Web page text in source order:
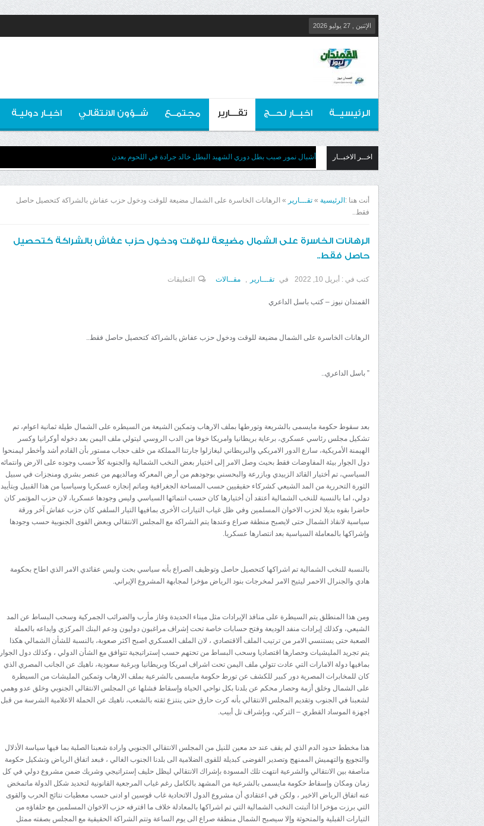
الإثنين , 27 يوليو 2026
الرئيسيــة اخبــار لحــج تقـــارير مجتمــع شــؤون الانتقالي اخبـار دوليـة
اخــر الاخبــار أشبال نمور صبب بطل دوري الشهيد البطل خالد جرادة في اللحوم بعدن
أنت هنا : الرئيسية » تقـــارير » الرهانات الخاسرة على الشمال مضيعة للوقت ودخول حزب عفاش بالشراكة كتحصيل حاصل
فقط..
الرهانات الخاسرة على الشمال مضيعة للوقت ودخول حزب عفاش بالشراكة كتحصيل
حاصل فقط..
كتب في : أبريل 10, 2022 في تقـــارير , مقــالات التعليقات
الشمال
بالشراكة
كتحصيل
حاصل
فقط..
مغلقة
القمندان نيوز – كتب باسل الداعري
الرهانات الخاسرة على الشمال مضيعة للوقت ودخول حزب عفاش بالشراكة كتحصيل حاصل فقط..
” باسل الداعري..
بعد سقوط حكومة مايسمى بالشريعة وتورطها بملف الارهاب وتمكين الشيعة من السيطره على الشمال طيلة ثمانية اعوام، تم
تشكيل مجلس رئاسي عسكري، برعاية بريطانيا وامريكا خوفا من الدب الروسي ليتولي ملف اليمن بعد دخوله أوكرانيا وكسر
الهيمنة الأمريكية، سارع الدور الامريكي والبريطاني ليغازلوا جارتنا المملكة من خلف حجاب مستور بأن القادم أشد وأخطر ليمنحوا
دول الجوار بيئة المفاوضات فقط بحيث وصل الامر إلى اختيار بعض النخب الشمالية والجنوبة كلاً حسب وجوده على الارض وانتمائه
السياسي، تم أختيار القائد الزبيدي وبازرعة والبحسني بوجودهم من أرض المعركة ومالديهم من عنصر بشري ومنجزات في سبيل
الثورة التحررية من المد الشيعي كشركاء حقيقيين حسب المساحة الجغرافية وماتم إنجازه عسكريا وسياسيا من هذا القبيل وبتأييد
دولي، اما بالنسبة للنخب الشمالية أعتقد أن أختيارها كان حسب انتمائها السياسي وليس وجودها عسكريا، لان حزب المؤتمر كان
حاضرا بقوه بديلا لحزب الاخوان المسلمين وفي ظل غياب التيارات الأخرى بمافيها التيار السلفي كان حزب عفاش آخر ورقة
سياسية لانقاذ الشمال حتى لايصبح منطقة صراع وعندها يتم الشراكة مع المجلس الانتقالي وبعض القوى الجنوبية حسب وجودها
وإشراكها بالمعاملة السياسية بعد انتصارها عسكريا.
بالنسبة للنخب الشمالية تم اشراكها كتحصيل حاصل وتوظيف الصراع بأنه سياسي بحت وليس عقائدي الامر الذي اطاح بحكومة
هادي والجنرال الاحمر ليتيح الامر لمخرجات بنود الرياض مؤخرا لمجابهة المشروع الإيراني.
ومن هذا المنطلق يتم السيطرة على منافذ الإيرادات مثل ميناء الحديدة وغاز مأرب والضرائب الجمركية وسحب البساط عن المد
الشيعي، وكذلك إيرادات منفد الوديعة وفتح حسابات خاصة تحت إشراف مراغبون دوليون ودعم البنك المركزي وايداعه بالعملة
الصعبة حتى يستنسي الامر من ترتيب الملف ألاقتصادي ، لان الملف العسكري اصبح اكثر صعوبة، بالنسبة للشأن الشمالي هكذا
يتم تجريد المليشيات وحصارها اقتصاديا وسحب البساط من تحتهم حسب إستراتيجية تتوافق مع الشأن الدولي ، وكذلك دول الجوار
بمافيها دولة الامارات التي عادت تتولي ملف اليمن تحت اشراف امريكا وبريطانيا وبرغبة سعودية، ناهيك عن الجانب المصري الذي
كان للمخابرات المصرية دور كبير للكشف عن تورط حكومة مايسمى بالشرعية بملف الارهاب وتمكين المليشات من السيطرة
على الشمال وخلق أزمة وحصار محكم عن بلدنا بكل نواحي الحياة وإسقاط فشلها عن المجلس الانتقالي الجنوبي وخلق عدو وهمي
لشعبنا في الجنوب وتقديم المجلس الانتقالي بأنه كرت حارق حتى ينتزع ثقته بالشعب، ناهيك عن الحملة الاعلامية الشرسة من قبل
اجهزة الموساد القطري – التركي، وبإشراف تل أبيب.
هذا مخطط حدود الدم الذي لم يقف عند حد معين للنيل من المجلس الانتقالي الجنوبي وارادة شعبنا الصلبة بما فيها سياسة الأذلال
والتجويع والتهميش الممنهج وتصدير الفوضى كبديلة للقوى الضلامية الى بلدنا الجنوب الغالي ، فبعد اتفاق الرياض وتشكيل حكومة
مناصفة بين الانتقالي والشرعية انتهت تلك المسودة بإشراك الانتقالي ليظل حليف إستراتيجي وشريك ضمن مشروع دولي في كل
زمان ومكان وإسقاط حكومة مايسمى بالشرعية من المشهد بالكامل رغم غياب المرجعية القانونية لتحديد شكل الدولة ماتمخض
عنه اتفاق الرياض الاخير ، ولكن في اعتقادي أن مشروع الدول الاتحادية غاب قوسين او ادنى حسب معطيات نتائج الحرب والقوى
التي برزت مؤخرا اذا أثبتت النخب الشمالية التي تم اشراكها بالمعادلة خلاف ما اقترفه حزب الاخوان المسلمين مع حلفاؤه من
التيارات القبلية والمتحوثة وإلا سيصبح الشمال منطقة صراع الى يوم الساعة وتتم الشراكة الحقيقية مع المجلس بصفته ممثل